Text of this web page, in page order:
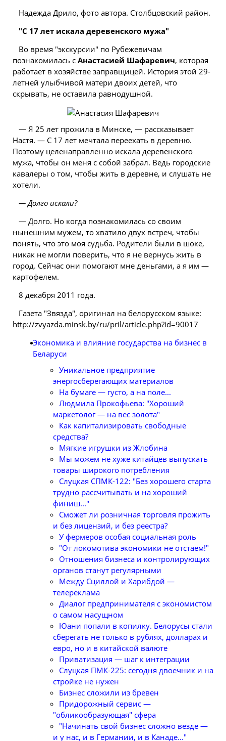
Надежда Дрило, фото автора. Столбцовский район.
"С 17 лет искала деревенского мужа"
Во время "экскурсии" по Рубежевичам
познакомилась с Анастасией Шафаревич, которая
работает в хозяйстве заправщицей. История этой 29-
летней улыбчивой матери двоих детей, что
скрывать, не оставила равнодушной.
— Я 25 лет прожила в Минске, — рассказывает
Настя. — С 17 лет мечтала переехать в деревню.
Поэтому целенаправленно искала деревенского
мужа, чтобы он меня с собой забрал. Ведь городские
кавалеры о том, чтобы жить в деревне, и слушать не
хотели.
— Долго искали?
— Долго. Но когда познакомилась со своим
нынешним мужем, то хватило двух встреч, чтобы
понять, что это моя судьба. Родители были в шоке,
никак не могли поверить, что я не вернусь жить в
город. Сейчас они помогают мне деньгами, а я им —
картофелем.
8 декабря 2011 года.
Газета "Звязда", оригинал на белорусском языке:
http://zvyazda.minsk.by/ru/pril/article.php?id=90017
Экономика и влияние государства на бизнес в
Беларуси
Уникальное предприятие
энергосберегающих материалов
На бумаге — густо, а на поле...
Людмила Прокофьева: "Хороший
маркетолог — на вес золота"
Как капитализировать свободные
средства?
Мягкие игрушки из Жлобина
Мы можем не хуже китайцев выпускать
товары широкого потребления
Слуцкая СПМК-122: "Без хорошего старта
трудно рассчитывать и на хороший
финиш..."
Сможет ли розничная торговля прожить
и без лицензий, и без реестра?
У фермеров особая социальная роль
"От локомотива экономики не отстаем!"
Отношения бизнеса и контролирующих
органов станут регулярными
Между Сциллой и Харибдой —
телереклама
Диалог предпринимателя с экономистом
о самом насущном
Юани попали в копилку. Белорусы стали
сберегать не только в рублях, долларах и
евро, но и в китайской валюте
Приватизация — шаг к интеграции
Слуцкая ПМК-225: сегодня двоечник и на
стройке не нужен
Бизнес сложили из бревен
Придорожный сервис —
"обликообразующая" сфера
"Начинать свой бизнес сложно везде —
и у нас, и в Германии, и в Канаде..."